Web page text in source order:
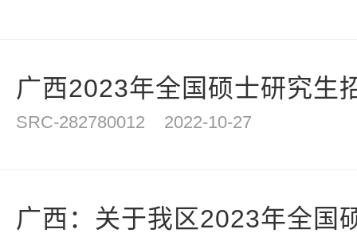
广西2023年全国硕士研究生
SRC-282780012 2022-10-27
广西：关于我区2023年全国